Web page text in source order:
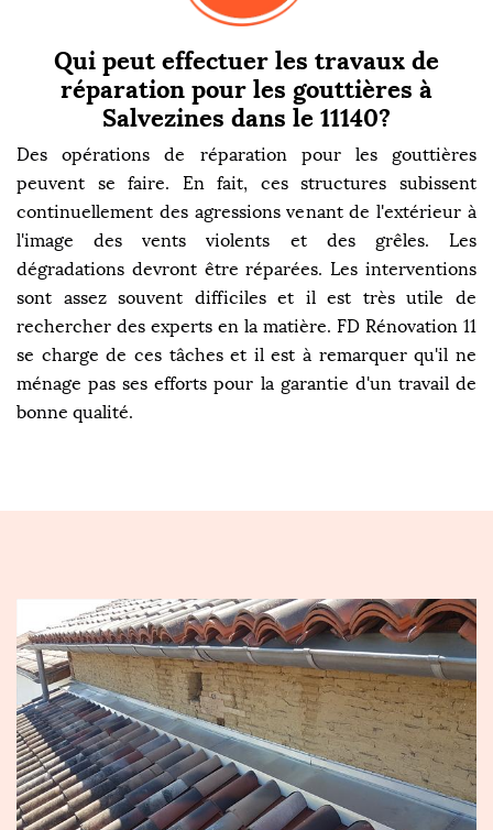
Qui peut effectuer les travaux de
réparation pour les gouttières à
Salvezines dans le 11140?
Des opérations de réparation pour les gouttières
peuvent se faire. En fait, ces structures subissent
continuellement des agressions venant de l'extérieur à
l'image des vents violents et des grêles. Les
dégradations devront être réparées. Les interventions
sont assez souvent difficiles et il est très utile de
rechercher des experts en la matière. FD Rénovation 11
se charge de ces tâches et il est à remarquer qu'il ne
ménage pas ses efforts pour la garantie d'un travail de
bonne qualité.